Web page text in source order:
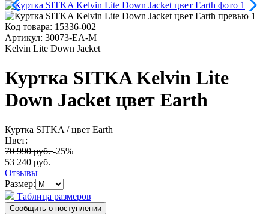
Код товара: 15336-002
Артикул: 30073-EA-M
Kelvin Lite Down Jacket
Куртка SITKA Kelvin Lite
Down Jacket цвет Earth
Куртка SITKA / цвет Earth
Цвет:
70 990 руб.-25%
53 240 руб.
Отзывы
Размер:
Таблица размеров